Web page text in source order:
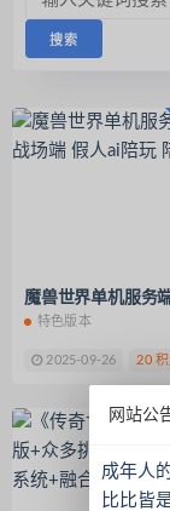
特色版本
2025-09-26 20
网站公
成年人
比比皆